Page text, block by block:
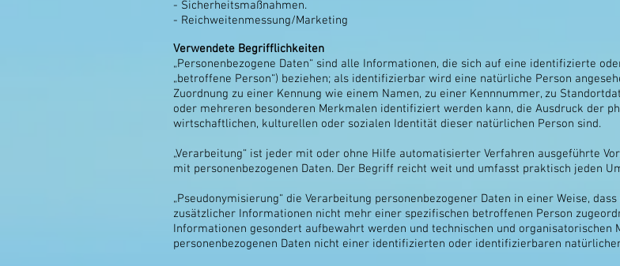
- Sicherheitsmaßnahmen.
- Reichweitenmessung/Marketing
Verwendete Begrifflichkeiten
„Personenbezogene Daten“ sind alle Informationen, die sich auf eine identifizierte
„betroffene Person“) beziehen; als identifizierbar wird eine natürliche Person
Zuordnung zu einer Kennung wie einem Namen, zu einer Kennnummer, zu
oder mehreren besonderen Merkmalen identifiziert werden kann, die Ausdruck der
wirtschaftlichen, kulturellen oder sozialen Identität dieser natürlichen Person sind.
„Verarbeitung“ ist jeder mit oder ohne Hilfe automatisierter Verfahren ausgeführte
mit personenbezogenen Daten. Der Begriff reicht weit und umfasst praktisch jeden
„Pseudonymisierung“ die Verarbeitung personenbezogener Daten in einer Weise,
zusätzlicher Informationen nicht mehr einer spezifischen betroffenen Person
Informationen gesondert aufbewahrt werden und technischen und organisatorischen
personenbezogenen Daten nicht einer identifizierten oder identifizierbaren